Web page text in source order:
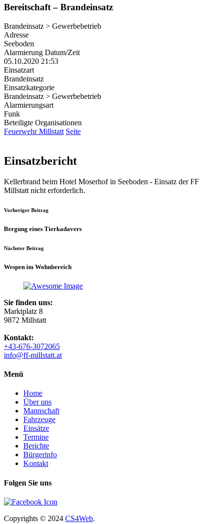
Bereitschaft – Brandeinsatz
Brandeinsatz > Gewerbebetrieb
Adresse
Seeboden
Alarmierung Datum/Zeit
05.10.2020 21:53
Einsatzart
Brandeinsatz
Einsatzkategorie
Brandeinsatz > Gewerbebetrieb
Alarmierungsart
Funk
Beteiligte Organisationen
Feuerwehr Millstatt Seite
Einsatzbericht
Kellerbrand beim Hotel Moserhof in Seeboden - Einsatz der FF
Millstatt nicht erforderlich.
Vorheriger Beitrag
Bergung eines Tierkadavers
Nächster Beitrag
Wespen im Wohnbereich
Sie finden uns:
Marktplatz 8
9872 Millstatt
Kontakt:
+43-676-3072065
info@ff-millstatt.at
Menü
Home
Über uns
Mannschaft
Fahrzeuge
Einsätze
Termine
Berichte
Bürgerinfo
Kontakt
Folgen Sie uns
Copyrights © 2024 CS4Web.